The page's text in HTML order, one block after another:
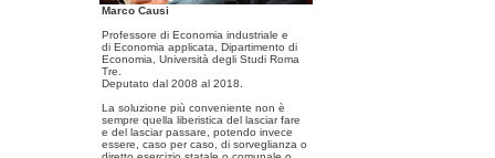
Marco Causi
Professore di Economia industriale e
di Economia applicata, Dipartimento di
Economia, Università degli Studi Roma
Tre.
Deputato dal 2008 al 2018.
La soluzione più conveniente non è
sempre quella liberistica del lasciar fare
e del lasciar passare, potendo invece
essere, caso per caso, di sorveglianza o